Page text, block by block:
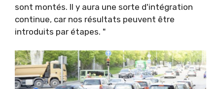
sont montés. Il y aura une sorte d'intégration
continue, car nos résultats peuvent être
introduits par étapes. "